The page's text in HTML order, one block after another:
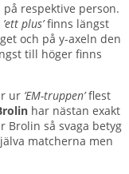
respektive person.
’ett plus’finns längst
och på y-axeln den
till höger finns
ur ’EM-truppen’flest
har nästan exakt
Brolin så svaga betyg
matcherna men